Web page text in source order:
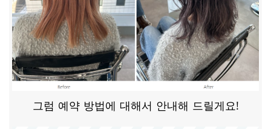
그럼 예약 방법에 대해서 안내해 드릴게요!